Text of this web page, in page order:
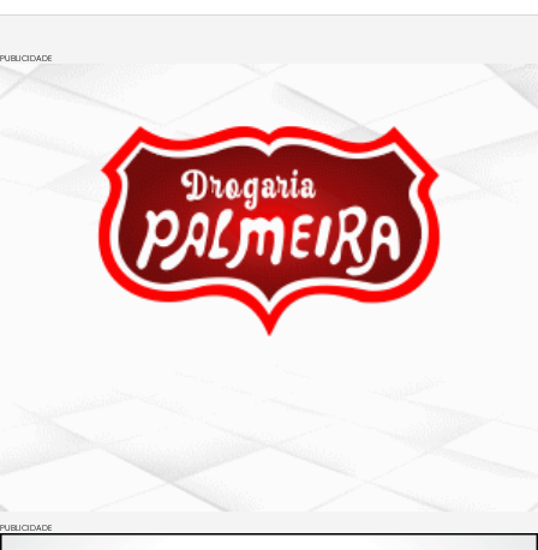
PUBLICIDADE
PUBLICIDADE